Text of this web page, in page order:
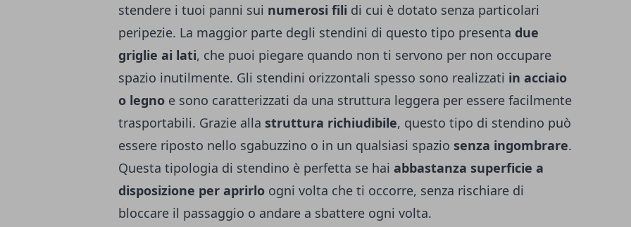
stendere i tuoi panni sui numerosi fili di cui è dotato senza particolari
peripezie. La maggior parte degli stendini di questo tipo presenta due
griglie ai lati, che puoi piegare quando non ti servono per non occupare
spazio inutilmente. Gli stendini orizzontali spesso sono realizzati in acciaio
o legno e sono caratterizzati da una struttura leggera per essere facilmente
trasportabili. Grazie alla struttura richiudibile, questo tipo di stendino può
essere riposto nello sgabuzzino o in un qualsiasi spazio senza ingombrare.
Questa tipologia di stendino è perfetta se hai abbastanza superficie a
disposizione per aprirlo ogni volta che ti occorre, senza rischiare di
bloccare il passaggio o andare a sbattere ogni volta.